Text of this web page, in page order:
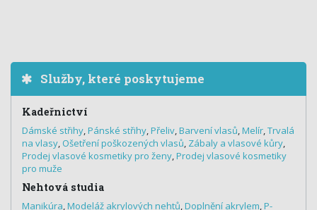
Služby, které poskytujeme
Kadeřnictví
Dámské střihy,Pánské střihy,Přeliv,Barvení vlasů,Melír,Trvalá
na vlasy, Ošetření poškozených vlasů, Zábaly a vlasové kůry,
Prodej vlasové kosmetiky pro ženy,Prodej vlasové kosmetiky
pro muže
Nehtová studia
Manikúra,Modeláž akrylových nehtů,Doplnění akrylem,P-